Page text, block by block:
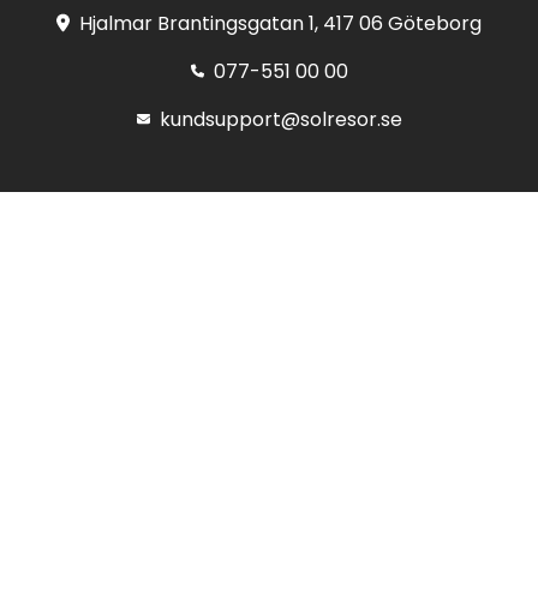
Hjalmar Brantingsgatan 1, 417 06 Göteborg
077-551 00 00
kundsupport@solresor.se